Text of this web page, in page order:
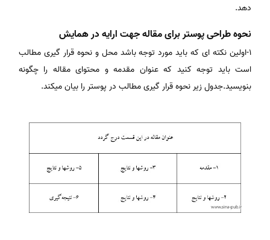
دهد.
نحوه طراحی پوستر برای مقاله جهت ارایه در همایش
1-اولین نکته ای که باید مورد توجه باشد محل و نحوه قرار گیری مطالب
است باید توجه کنید که عنوان مقدمه و محتوای مقاله را چگونه
بنویسید.جدول زیر نحوه قرار گیری مطالب در پوستر را بیان میکند.